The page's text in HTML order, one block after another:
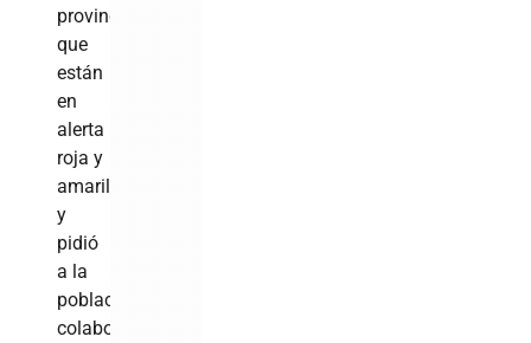
provincias
que
están
en
alerta
roja y
amarilla,
y
pidió
a la
población
colaborar